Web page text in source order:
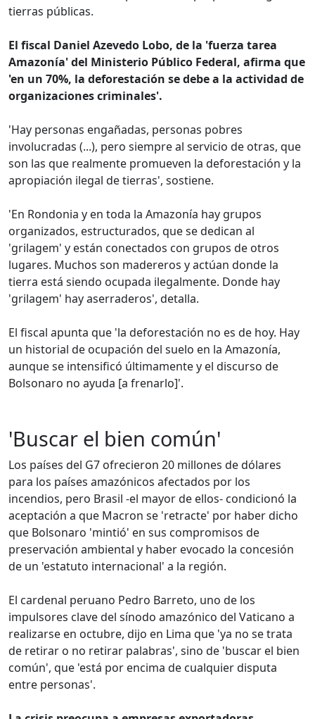
tierras públicas.
El fiscal Daniel Azevedo Lobo, de la 'fuerza tarea
Amazonía' del Ministerio Público Federal, afirma que
'en un 70%, la deforestación se debe a la actividad de
organizaciones criminales'.
'Hay personas engañadas, personas pobres
involucradas (...), pero siempre al servicio de otras, que
son las que realmente promueven la deforestación y la
apropiación ilegal de tierras', sostiene.
'En Rondonia y en toda la Amazonía hay grupos
organizados, estructurados, que se dedican al
'grilagem' y están conectados con grupos de otros
lugares. Muchos son madereros y actúan donde la
tierra está siendo ocupada ilegalmente. Donde hay
'grilagem' hay aserraderos', detalla.
El fiscal apunta que 'la deforestación no es de hoy. Hay
un historial de ocupación del suelo en la Amazonía,
aunque se intensificó últimamente y el discurso de
Bolsonaro no ayuda [a frenarlo]'.
'Buscar el bien común'
Los países del G7 ofrecieron 20 millones de dólares
para los países amazónicos afectados por los
incendios, pero Brasil -el mayor de ellos- condicionó la
aceptación a que Macron se 'retracte' por haber dicho
que Bolsonaro 'mintió' en sus compromisos de
preservación ambiental y haber evocado la concesión
de un 'estatuto internacional' a la región.
El cardenal peruano Pedro Barreto, uno de los
impulsores clave del sínodo amazónico del Vaticano a
realizarse en octubre, dijo en Lima que 'ya no se trata
de retirar o no retirar palabras', sino de 'buscar el bien
común', que 'está por encima de cualquier disputa
entre personas'.